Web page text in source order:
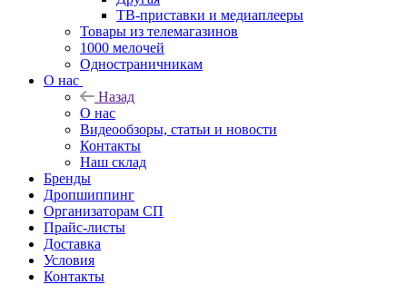
ТВ-приставки и медиаплееры
Товары из телемагазинов
1000 мелочей
Одностраничникам
О нас
Назад
О нас
Видеообзоры, статьи и новости
Контакты
Наш склад
Бренды
Дропшиппинг
Организаторам СП
Прайс-листы
Доставка
Условия
Контакты